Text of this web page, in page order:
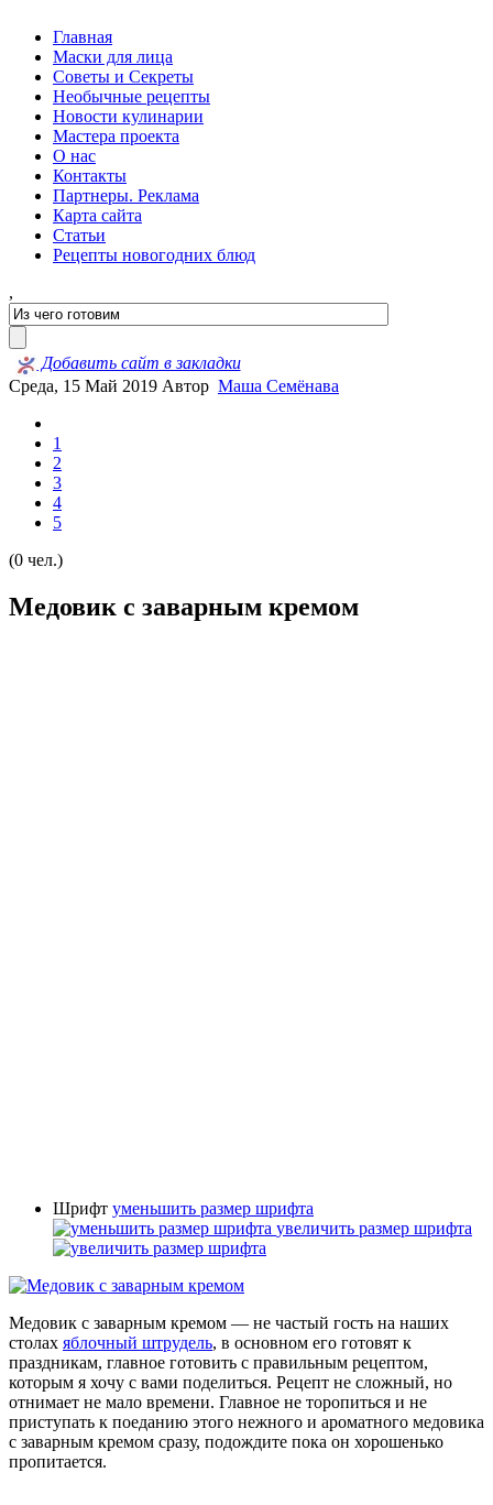
Главная
Маски для лица
Советы и Секреты
Необычные рецепты
Новости кулинарии
Мастера проекта
О нас
Контакты
Партнеры. Реклама
Карта сайта
Статьи
Рецепты новогодних блюд
,
Добавить сайт в закладки
Среда, 15 Май 2019 Автор Маша Семёнава
1
2
3
4
5
(0 чел.)
Медовик с заварным кремом
Шрифт уменьшить размер шрифта
увеличить размер шрифта
Медовик с заварным кремом — не частый гость на наших
столах яблочный штрудель, в основном его готовят к
праздникам, главное готовить с правильным рецептом,
которым я хочу с вами поделиться. Рецепт не сложный, но
отнимает не мало времени. Главное не торопиться и не
приступать к поеданию этого нежного и ароматного медовика
с заварным кремом сразу, подождите пока он хорошенько
пропитается.